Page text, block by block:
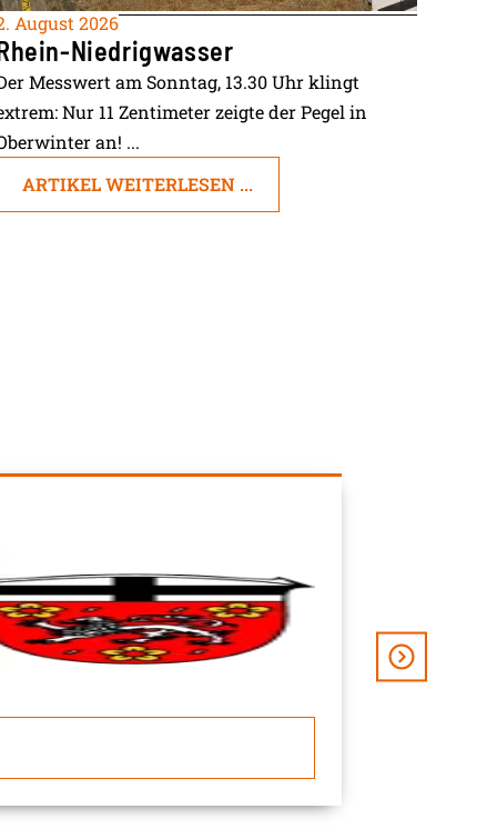
August 2026
Niedrigwasser
Messwert am Sonntag, 13.30 Uhr klingt
Nur 11 Zentimeter zeigte der Pegel in
an! ...
ARTIKEL WEITERLESEN ...